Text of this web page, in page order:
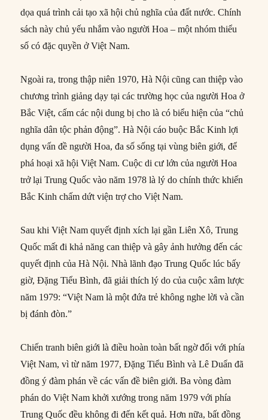
dọa quá trình cải tạo xã hội chủ nghĩa của đất nước. Chính
sách này chủ yếu nhắm vào người Hoa – một nhóm thiểu
số có đặc quyền ở Việt Nam.
Ngoài ra, trong thập niên 1970, Hà Nội cũng can thiệp vào
chương trình giảng dạy tại các trường học của người Hoa ở
Bắc Việt, cấm các nội dung bị cho là có biểu hiện của “chủ
nghĩa dân tộc phản động”. Hà Nội cáo buộc Bắc Kinh lợi
dụng vấn đề người Hoa, đa số sống tại vùng biên giới, để
phá hoại xã hội Việt Nam. Cuộc di cư lớn của người Hoa
trở lại Trung Quốc vào năm 1978 là lý do chính thức khiến
Bắc Kinh chấm dứt viện trợ cho Việt Nam.
Sau khi Việt Nam quyết định xích lại gần Liên Xô, Trung
Quốc mất đi khả năng can thiệp và gây ảnh hưởng đến các
quyết định của Hà Nội. Nhà lãnh đạo Trung Quốc lúc bấy
giờ, Đặng Tiểu Bình, đã giải thích lý do của cuộc xâm lược
năm 1979: “Việt Nam là một đứa trẻ không nghe lời và cần
bị đánh đòn.”
Chiến tranh biên giới là điều hoàn toàn bất ngờ đối với phía
Việt Nam, vì từ năm 1977, Đặng Tiểu Bình và Lê Duẩn đã
đồng ý đàm phán về các vấn đề biên giới. Ba vòng đàm
phán do Việt Nam khởi xướng trong năm 1979 với phía
Trung Quốc đều không đi đến kết quả. Hơn nữa, bất đồng